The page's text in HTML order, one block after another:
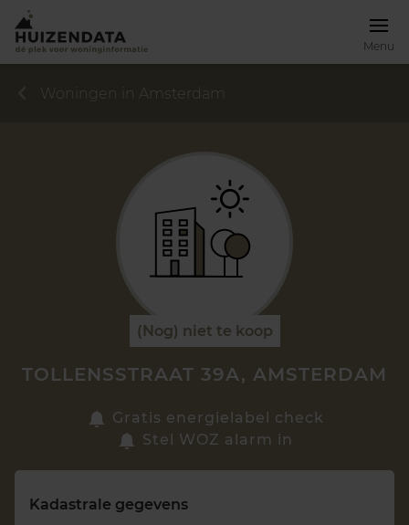
Menu
Zoek een woning
Woningen in Amsterdam
(Nog) niet te koop
TOLLENSSTRAAT 39A, AMSTERDAM
Gratis energielabel check
Stel WOZ alarm in
Kadastrale gegevens